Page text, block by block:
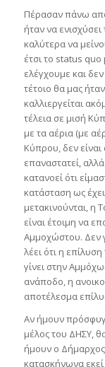
Πέρασαν πάνω
ήταν να
καλύτερα να
έτσι το status
ελέγχουμε και
τέτοιο θα μας
καλλιεργείται
τέλεια σε μισή
με τα αέρια (με
Κύπρου, δεν
επαναστατεί, αλλά
κατανοεί ότι
κατάσταση ως
μετακινούνται, η
είναι έτοιμη να
Αμμοχώστου. Δεν
λέει ότι η
γίνει στην
ανάποδο, η
αποτέλεσμα
Αν ήμουν
μέλος του ΔΗΣΥ,
ήμουν ο
κατασκήνωνα εκεί